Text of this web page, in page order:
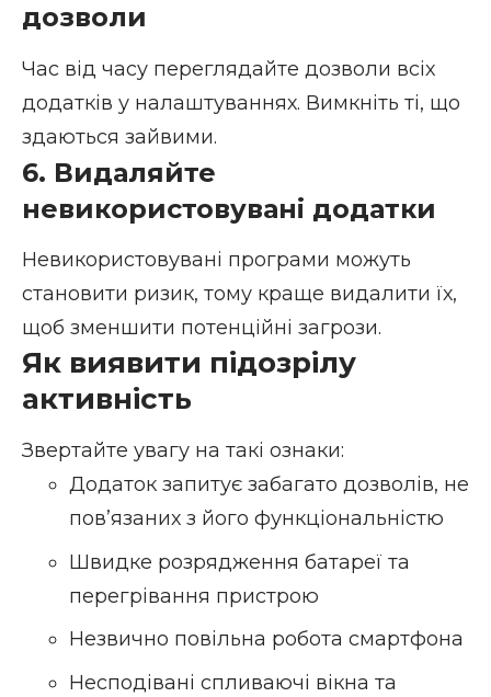
дозволи
Час від часу переглядайте дозволи всіх
додатків у налаштуваннях. Вимкніть ті, що
здаються зайвими.
6. Видаляйте
невикористовувані додатки
Невикористовувані програми можуть
становити ризик, тому краще видалити їх,
щоб зменшити потенційні загрози.
Як виявити підозрілу
активність
Звертайте увагу на такі ознаки:
Додаток запитує забагато дозволів, не
пов’язаних з його функціональністю
Швидке розрядження батареї та
перегрівання пристрою
Незвично повільна робота смартфона
Несподівані спливаючі вікна та